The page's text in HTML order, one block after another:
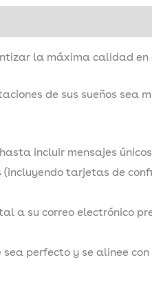
la máxima calidad en
de sus sueños sea
incluir mensajes
tarjetas de
a su correo electrónico
perfecto y se alinee con